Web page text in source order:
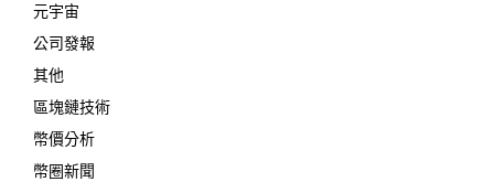
元宇宙
公司發報
其他
區塊鏈技術
幣價分析
幣圈新聞